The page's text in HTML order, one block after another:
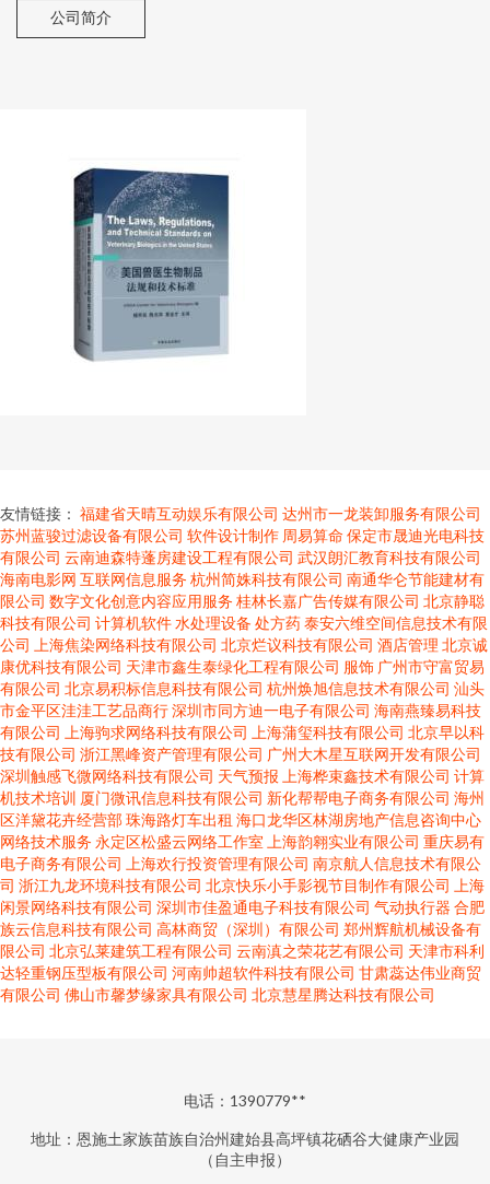
公司简介
友情链接： 福建省天晴互动娱乐有限公司 达州市一龙装卸服务有限公司
苏州蓝骏过滤设备有限公司 软件设计制作 周易算命保定市晟迪光电科技
有限公司 云南迪森特蓬房建设工程有限公司 武汉朗汇教育科技有限公司
海南电影网 互联网信息服务 杭州简姝科技有限公司 南通华仑节能建材有
限公司 数字文化创意内容应用服务 桂林长嘉广告传媒有限公司 北京静聪
科技有限公司 计算机软件水处理设备 处方药泰安六维空间信息技术有限
公司
上海焦染网络科技有限公司 北京烂议科技有限公司 酒店管理 北京诚
康优科技有限公司 天津市鑫生泰绿化工程有限公司 服饰 广州市守富贸易
有限公司 北京易积标信息科技有限公司 杭州焕旭信息技术有限公司 汕头
市金平区洼洼工艺品商行深圳市同方迪一电子有限公司 海南燕臻易科技
有限公司
上海驹求网络科技有限公司 上海蒲玺科技有限公司 北京早以科
技有限公司 浙江黑峰资产管理有限公司 广州大木星互联网开发有限公司
深圳触感飞微网络科技有限公司 天气预报 上海桦束鑫技术有限公司 计算
机技术培训 厦门微讯信息科技有限公司 新化帮帮电子商务有限公司 海州
区洋黛花卉经营部珠海路灯车出租 海口龙华区林湖房地产信息咨询中心
网络技术服务 永定区松盛云网络工作室 上海韵翱实业有限公司 重庆易有
电子商务有限公司
上海欢行投资管理有限公司 南京航人信息技术有限公
司 浙江九龙环境科技有限公司 北京快乐小手影视节目制作有限公司
上海
闲景网络科技有限公司 深圳市佳盈通电子科技有限公司 气动执行器 合肥
族云信息科技有限公司 高林商贸（深圳）有限公司 郑州辉航机械设备有
限公司 北京弘莱建筑工程有限公司 云南滇之荣花艺有限公司 天津市科利
达轻重钢压型板有限公司 河南帅超软件科技有限公司 甘肃蕊达伟业商贸
有限公司 佛山市馨梦缘家具有限公司 北京慧星腾达科技有限公司
电话：1390779**
地址：恩施土家族苗族自治州建始县高坪镇花硒谷大健康产业园
（自主申报）